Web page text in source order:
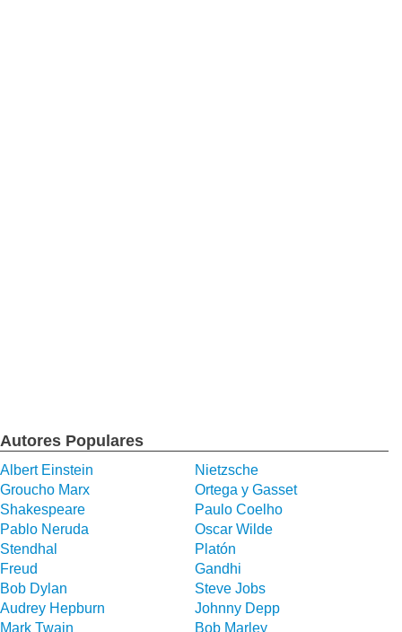
Autores Populares
Albert Einstein
Nietzsche
Groucho Marx
Ortega y Gasset
Shakespeare
Paulo Coelho
Pablo Neruda
Oscar Wilde
Stendhal
Platón
Freud
Gandhi
Bob Dylan
Steve Jobs
Audrey Hepburn
Johnny Depp
Mark Twain
Bob Marley